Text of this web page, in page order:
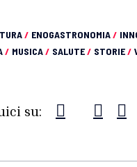
/ ENOGASTRONOMIA/
/ MUSICA/ SALUTE/ STORIE/
su: